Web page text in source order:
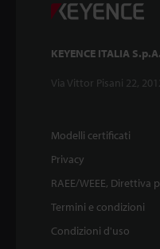
KEYENCE ITALIA S.p.A.
Via Vittor Pisani 22,
Modelli certificati
Privacy
RAEE/WEEE, Direttiva
Termini e condizioni
Condizioni d'uso